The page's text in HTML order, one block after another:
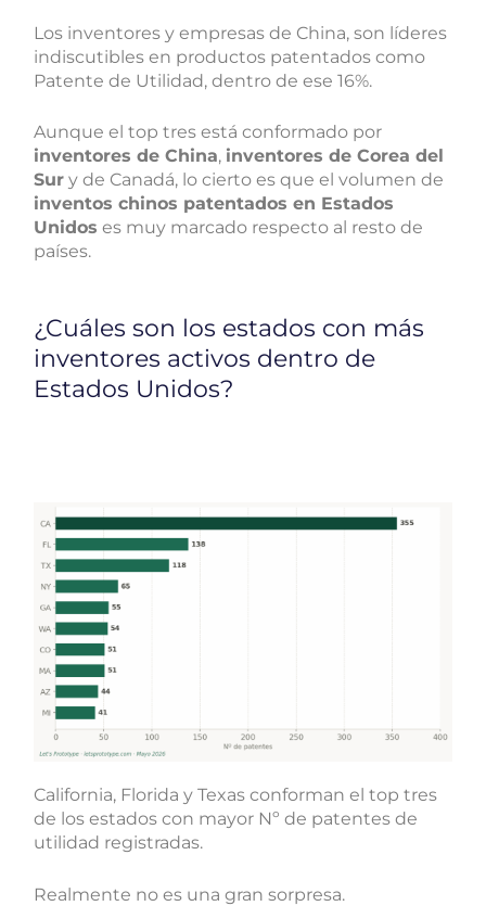
Los inventores y empresas de China, son líderes
indiscutibles en productos patentados como
Patente de Utilidad, dentro de ese 16%.
Aunque el top tres está conformado por
inventores de China, inventores de Corea del
Sur y de Canadá, lo cierto es que el volumen de
inventos chinos patentados en Estados
Unidos es muy marcado respecto al resto de
países.
¿Cuáles son los estados con más
inventores activos dentro de
Estados Unidos?
California, Florida y Texas conforman el top tres
de los estados con mayor Nº de patentes de
utilidad registradas.
Realmente no es una gran sorpresa.